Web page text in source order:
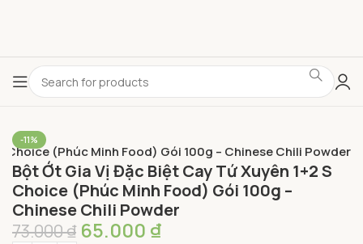
-11%
Choice (Phúc Minh Food) Gói 100g – Chinese Chili Powder
Bột Ớt Gia Vị Đặc Biệt Cay Tứ Xuyên 1+2 S
Choice (Phúc Minh Food) Gói 100g –
Chinese Chili Powder
73.000₫ 65.000 ₫